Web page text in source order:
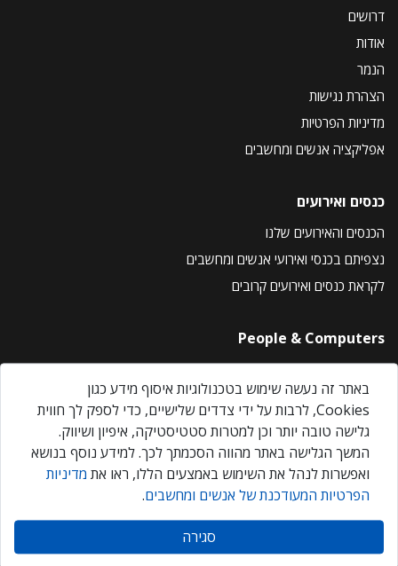
דרושים
אודות
הנמר
הצהרת נגישות
מדיניות הפרטיות
אפליקציה אנשים ומחשבים
כנסים ואירועים
הכנסים והאירועים שלנו
נצפיתם בכנסי ואירועי אנשים ומחשבים
לקראת כנסים ואירועים קרובים
People & Computers
About Us
Privacy Policy
Contact Us
Our Events
אנשים ומחשבים © 2026 – כל הזכויות שמורות
באתר זה נעשה שימוש בטכנולוגיות איסוף מידע כגון
Cookies, לרבות על ידי צדדים שלישיים, כדי לספק לך חווית
גלישה טובה יותר וכן למטרות סטטיסטיקה, איפיון ושיווק.
המשך הגלישה באתר מהווה הסכמתך לכך. למידע נוסף בנושא
ואפשרות לנהל את השימוש באמצעים הללו, ראו את מדיניות
הפרטיות המעודכנת של אנשים ומחשבים.
סגירה